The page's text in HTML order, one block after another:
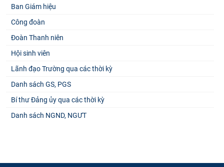
Ban Giám hiệu
Công đoàn
Đoàn Thanh niên
Hội sinh viên
Lãnh đạo Trường qua các thời kỳ
Danh sách GS, PGS
Bí thư Đảng ủy qua các thời kỳ
Danh sách NGND, NGƯT